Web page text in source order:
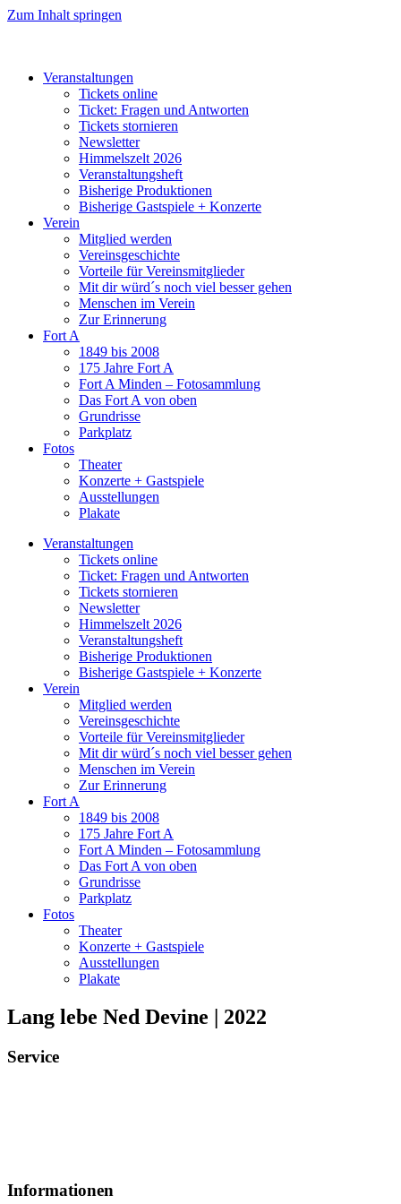
Zum Inhalt springen
Veranstaltungen
Tickets online
Ticket: Fragen und Antworten
Tickets stornieren
Newsletter
Himmelszelt 2026
Veranstaltungsheft
Bisherige Produktionen
Bisherige Gastspiele + Konzerte
Verein
Mitglied werden
Vereinsgeschichte
Vorteile für Vereinsmitglieder
Mit dir würd´s noch viel besser gehen
Menschen im Verein
Zur Erinnerung
Fort A
1849 bis 2008
175 Jahre Fort A
Fort A Minden – Fotosammlung
Das Fort A von oben
Grundrisse
Parkplatz
Fotos
Theater
Konzerte + Gastspiele
Ausstellungen
Plakate
Veranstaltungen
Tickets online
Ticket: Fragen und Antworten
Tickets stornieren
Newsletter
Himmelszelt 2026
Veranstaltungsheft
Bisherige Produktionen
Bisherige Gastspiele + Konzerte
Verein
Mitglied werden
Vereinsgeschichte
Vorteile für Vereinsmitglieder
Mit dir würd´s noch viel besser gehen
Menschen im Verein
Zur Erinnerung
Fort A
1849 bis 2008
175 Jahre Fort A
Fort A Minden – Fotosammlung
Das Fort A von oben
Grundrisse
Parkplatz
Fotos
Theater
Konzerte + Gastspiele
Ausstellungen
Plakate
Lang lebe Ned Devine | 2022
Service
Informationen